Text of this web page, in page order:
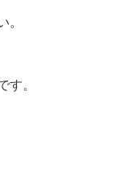
。
す。